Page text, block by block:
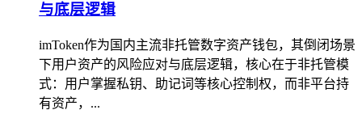
与底层逻辑
imToken作为国内主流非托管数字资产钱包，其倒闭场景
下用户资产的风险应对与底层逻辑，核心在于非托管模
式：用户掌握私钥、助记词等核心控制权，而非平台持
有资产，...